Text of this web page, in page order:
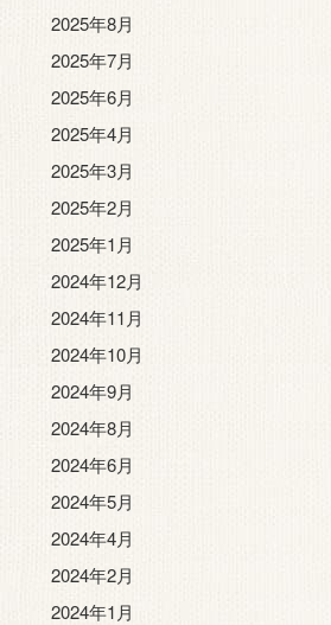
2025年8月
2025年7月
2025年6月
2025年4月
2025年3月
2025年2月
2025年1月
2024年12月
2024年11月
2024年10月
2024年9月
2024年8月
2024年6月
2024年5月
2024年4月
2024年2月
2024年1月